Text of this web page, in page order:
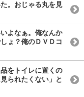
。おじゃる丸を見
よなぁ。俺なんか
ょ？俺のＤＶＤコ
をトイレに置くの
られたくない」と